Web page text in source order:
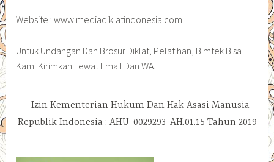
Website : www.mediadiklatindonesia.com
Untuk Undangan Dan Brosur Diklat, Pelatihan, Bimtek Bisa
Kami Kirimkan Lewat Email Dan WA.
Izin Kementerian Hukum Dan Hak Asasi Manusia
Republik Indonesia : AHU-0029293-AH.01.15 Tahun 2019